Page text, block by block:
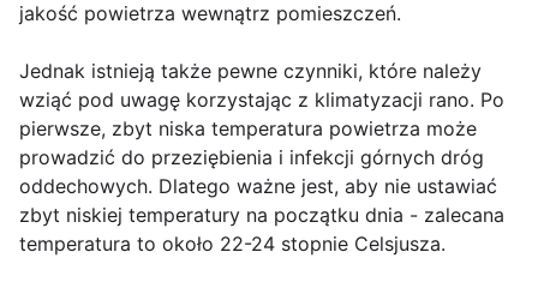
jakość powietrza wewnątrz pomieszczeń.
Jednak istnieją także pewne czynniki, które należy
wziąć pod uwagę korzystając z klimatyzacji rano. Po
pierwsze, zbyt niska temperatura powietrza może
prowadzić do przeziębienia i infekcji górnych dróg
oddechowych. Dlatego ważne jest, aby nie ustawiać
zbyt niskiej temperatury na początku dnia - zalecana
temperatura to około 22-24 stopnie Celsjusza.